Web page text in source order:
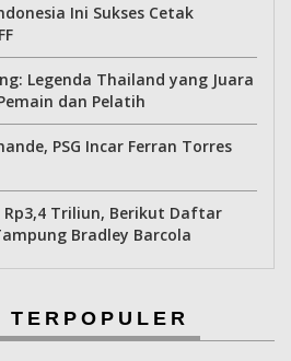
Ini Sukses Cetak
Legenda Thailand yang Juara
dan Pelatih
PSG Incar Ferran Torres
Rp3,4 Triliun, Berikut Daftar
Bradley Barcola
TERPOPULER